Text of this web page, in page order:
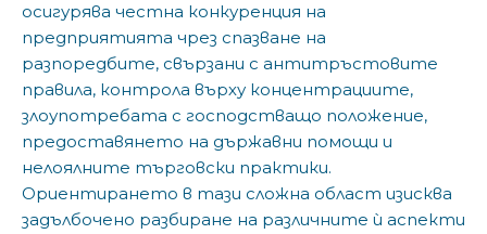
осигурява честна конкуренция на
предприятията чрез спазване на
разпоредбите, свързани с антитръстовите
правила, контрола върху концентрациите,
злоупотребата с господстващо положение,
предоставянето на държавни помощи и
нелоялните търговски практики.
Ориентирането в тази сложна област изисква
задълбочено разбиране на различните ѝ аспекти